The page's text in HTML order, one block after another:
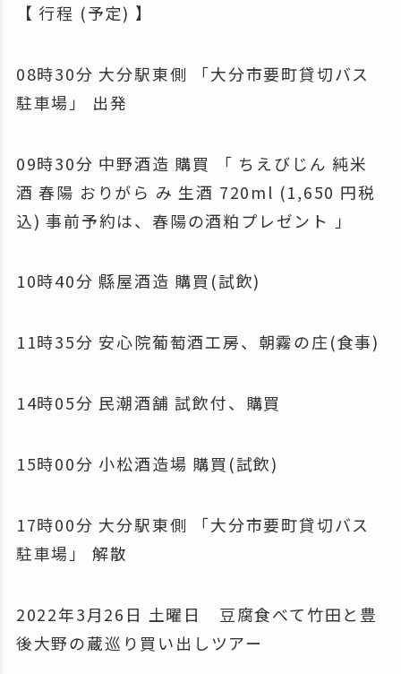
【 行程 (予定) 】
08時30分 大分駅東側 「大分市要町貸切バス
駐車場」 出発
09時30分 中野酒造 購買 「 ちえびじん 純米
酒 春陽 おりがら み 生酒 720ml (1,650 円税
込) 事前予約は、春陽の酒粕プレゼント 」
10時40分 縣屋酒造 購買(試飲)
11時35分 安心院葡萄酒工房、朝霧の庄(食事)
14時05分 民潮酒舗 試飲付、購買
15時00分 小松酒造場 購買(試飲)
17時00分 大分駅東側 「大分市要町貸切バス
駐車場」 解散
2022年3月26日 土曜日 豆腐食べて竹田と豊
後大野の蔵巡り買い出しツアー